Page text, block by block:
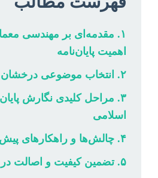
۱. مقدمه‌ای بر مهندسی
اهمیت پایان‌نامه
۲. انتخاب موضوعی درخشان و کاربردی
۳. مراحل کلیدی نگارش
اسلامی
۴. چالش‌ها و راهکارهای پیش رو
۵. تضمین کیفیت و اصالت در پایان‌نامه